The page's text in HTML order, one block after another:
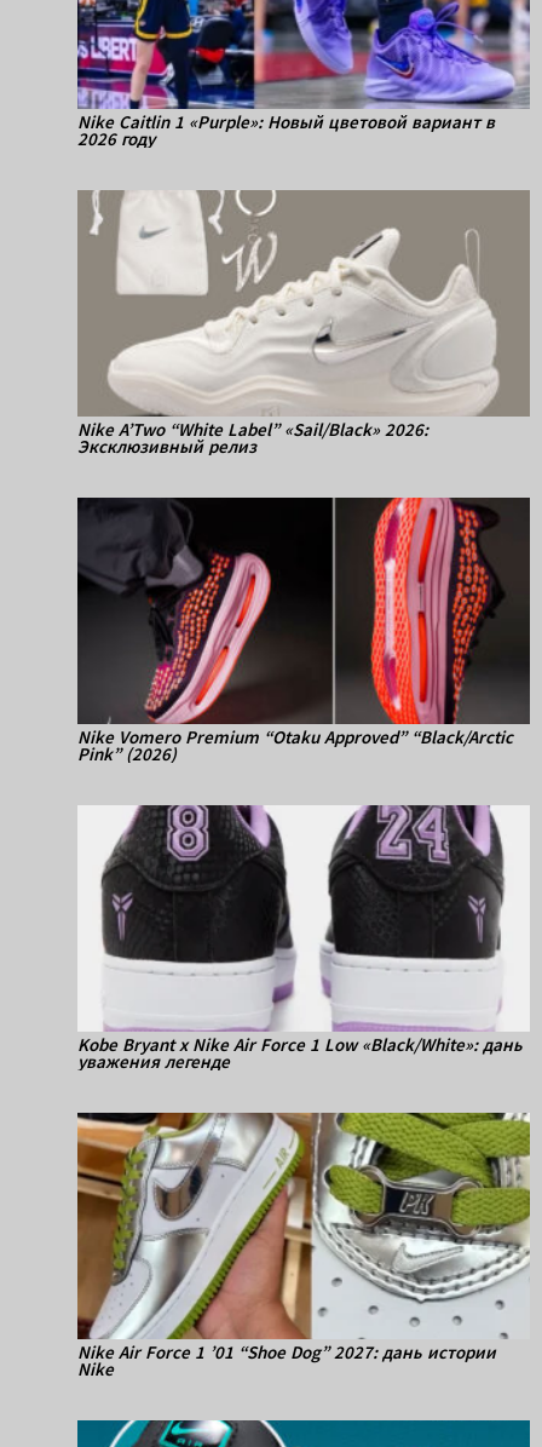
Nike Caitlin 1 «Purple»: Новый цветовой вариант в
2026 году
Nike A’Two “White Label” «Sail/Black» 2026:
Эксклюзивный релиз
Nike Vomero Premium “Otaku Approved” “Black/Arctic
Pink” (2026)
Kobe Bryant x Nike Air Force 1 Low «Black/White»: дань
уважения легенде
Nike Air Force 1 ’01 “Shoe Dog” 2027: дань истории
Nike